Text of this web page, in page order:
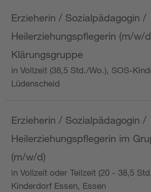
Erzieherin / Sozialpädagogin /
Heilerziehungspflegerin (m/w/
Klärungsgruppe
in Vollzeit (38,5 Std./Wo.), SOS-
Lüdenscheid
Erzieherin / Sozialpädagogin /
Heilerziehungspflegerin im
(m/w/d)
in Vollzeit oder Teilzeit (20 - 38,5
Kinderdorf Essen, Essen